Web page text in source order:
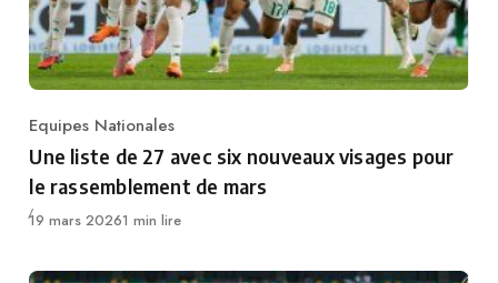
Category
Equipes Nationales
Une liste de 27 avec six nouveaux visages pour
le rassemblement de mars
Publié
19 mars 20261 min lire